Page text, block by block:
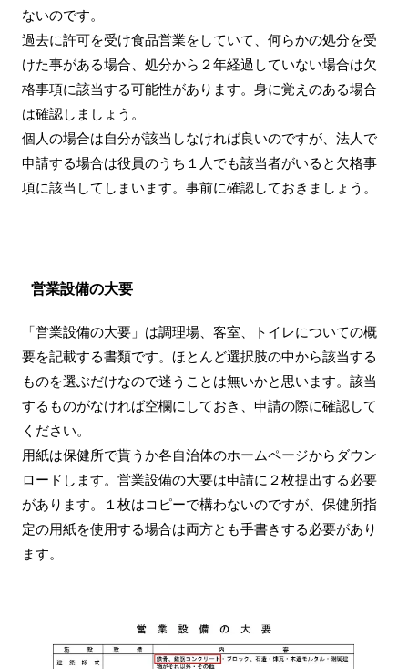
ないのです。
過去に許可を受け食品営業をしていて、何らかの処分を受
けた事がある場合、処分から２年経過していない場合は欠
格事項に該当する可能性があります。身に覚えのある場合
は確認しましょう。
個人の場合は自分が該当しなければ良いのですが、法人で
申請する場合は役員のうち１人でも該当者がいると欠格事
項に該当してしまいます。事前に確認しておきましょう。
営業設備の大要
「営業設備の大要」は調理場、客室、トイレについての概
要を記載する書類です。ほとんど選択肢の中から該当する
ものを選ぶだけなので迷うことは無いかと思います。該当
するものがなければ空欄にしておき、申請の際に確認して
ください。
用紙は保健所で貰うか各自治体のホームページからダウン
ロードします。営業設備の大要は申請に２枚提出する必要
があります。１枚はコピーで構わないのですが、保健所指
定の用紙を使用する場合は両方とも手書きする必要があり
ます。